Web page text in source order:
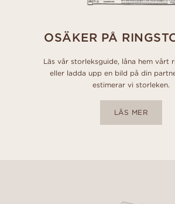
OSÄKER PÅ
Läs vår storleksguide, låna hem vårt
eller ladda upp en bild på din
estimerar vi storleken.
LÄS MER